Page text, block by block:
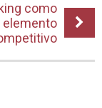
como
elemento